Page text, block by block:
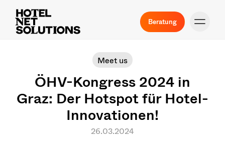
Beratung
Meet us
ÖHV-Kongress 2024 in
Graz: Der Hotspot für Hotel-
Innovationen!
26.03.2024